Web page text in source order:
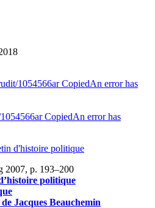
1054566arCopiedAn error has
CopiedAn error has
d'histoire politique
2007, p. 193–200
politique
Jacques Beauchemin